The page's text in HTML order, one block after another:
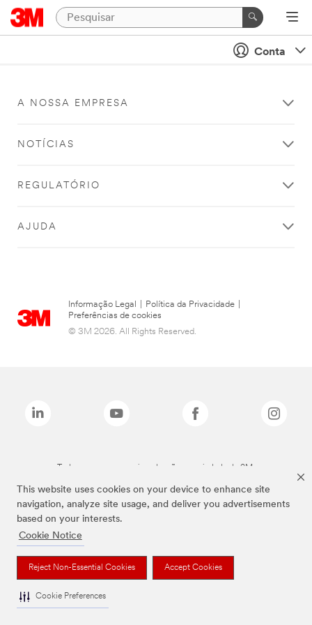
This website uses cookies on your device to enhance site
navigation, analyze site usage, and deliver you advertisements
based on your interests.
Cookie Notice
Reject Non-Essential Cookies Accept Cookies
Cookie Preferences
Conta
A NOSSA EMPRESA
NOTÍCIAS
REGULATÓRIO
AJUDA
Informação Legal Política da Privacidade
Preferências de cookies
© 3M 2026. All Rights Reserved.
Todas as marcas mencionadas são propriedade da 3M.